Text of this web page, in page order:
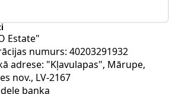
Estate"
numurs: 40203291932
adrese: "Kļavulapas", Mārupe,
nov., LV-2167
banka